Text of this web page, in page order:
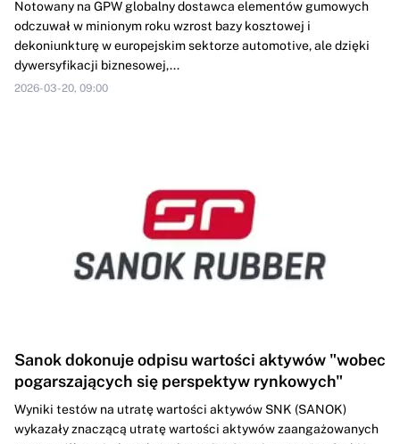
Notowany na GPW globalny dostawca elementów gumowych
odczuwał w minionym roku wzrost bazy kosztowej i
dekoniunkturę w europejskim sektorze automotive, ale dzięki
dywersyfikacji biznesowej,...
2026-03-20, 09:00
Sanok dokonuje odpisu wartości aktywów "wobec
pogarszających się perspektyw rynkowych"
Wyniki testów na utratę wartości aktywów SNK (SANOK)
wykazały znaczącą utratę wartości aktywów zaangażowanych